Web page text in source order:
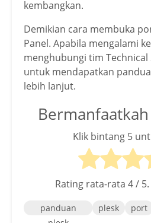
kembangkan.
Demikian cara membuka
Panel. Apabila mengalami
menghubungi tim
untuk mendapatkan
lebih lanjut.
Klik bintang 5
Rating rata-rata 4/ 5.
panduan
plesk port